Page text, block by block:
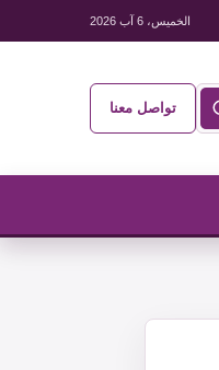
الخميس، 6 آب 2026
تواصل معنا